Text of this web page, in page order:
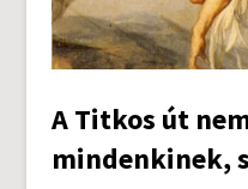
A Titkos út
mindenkinek,